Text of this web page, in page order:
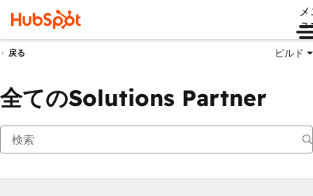
ュ
戻る ビルド
全てのSolutions Partner